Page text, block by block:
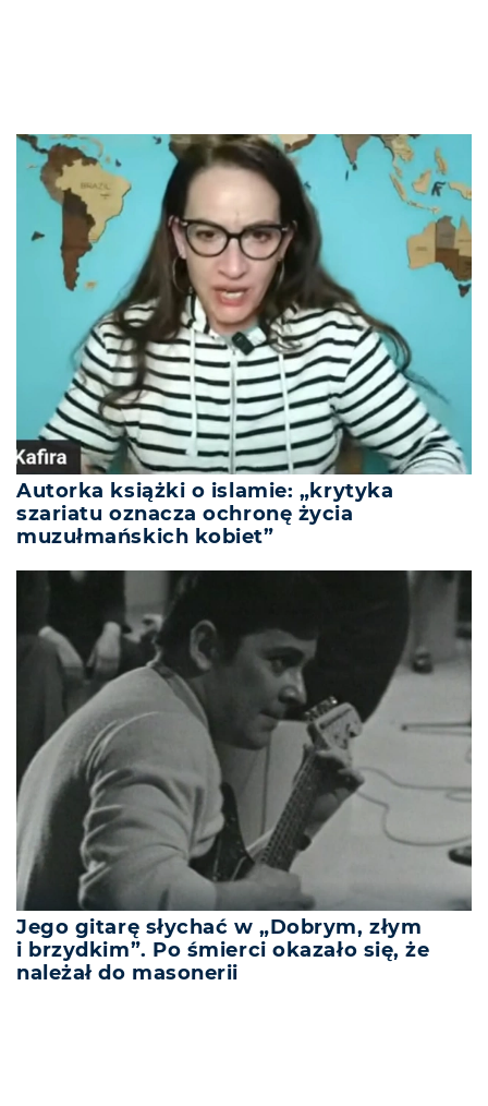
Autorka książki o islamie: „krytyka
szariatu oznacza ochronę życia
muzułmańskich kobiet”
Jego gitarę słychać w „Dobrym, złym
i brzydkim”. Po śmierci okazało się, że
należał do masonerii